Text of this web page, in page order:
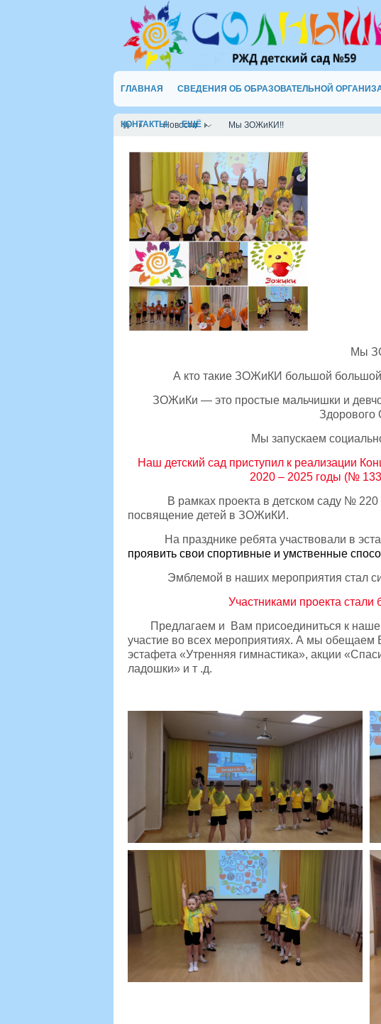
ГЛАВНАЯ СВЕДЕНИЯ ОБ ОБРАЗОВАТЕЛЬНОЙ
КОНТАКТЫ ЕЩЁ
Новости Мы ЗОЖиКИ!!
Мы
А кто такие ЗОЖиКИ большой большой
ЗОЖиКи — это простые мальчишки и
Здорового
Мы запускаем
Наш детский сад приступил к реализации
2020 – 2025 годы (№
В рамках проекта в детском саду № 220
посвящение детей в ЗОЖиКИ.
На празднике ребята участвовали в
проявить свои спортивные и умственные
Эмблемой в наших мероприятия стал
Участниками проекта стали
Предлагаем и Вам присоединиться к
участие во всех мероприятиях. А мы обещаем
эстафета «Утренняя гимнастика», акции
ладошки» и т .д.